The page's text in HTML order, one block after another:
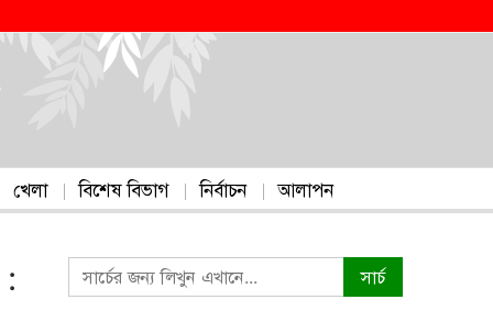
খেলা বিশেষ বিভাগ নির্বাচন আলাপন